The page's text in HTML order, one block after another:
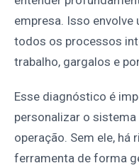
empresa. Isso
todos os processos
trabalho, gargalos e
Esse diagnóstico é
personalizar o
operação. Sem ele, há
ferramenta de forma